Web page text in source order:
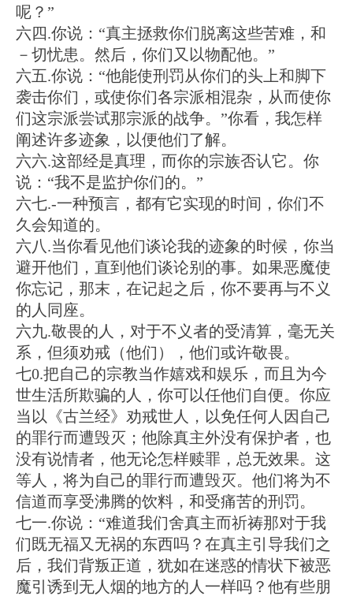
呢？”
六四.你说：“真主拯救你们脱离这些苦难，和
－切忧患。然后，你们又以物配他。”
六五.你说：“他能使刑罚从你们的头上和脚下
袭击你们，或使你们各宗派相混杂，从而使你
们这宗派尝试那宗派的战争。”你看，我怎样
阐述许多迹象，以便他们了解。
六六.这部经是真理，而你的宗族否认它。你
说：“我不是监护你们的。”
六七.-一种预言，都有它实现的时间，你们不
久会知道的。
六八.当你看见他们谈论我的迹象的时候，你当
避开他们，直到他们谈论别的事。如果恶魔使
你忘记，那末，在记起之后，你不要再与不义
的人同座。
六九.敬畏的人，对于不义者的受清算，毫无关
系，但须劝戒（他们），他们或许敬畏。
七0.把自己的宗教当作嬉戏和娱乐，而且为今
世生活所欺骗的人，你可以任他们自便。你应
当以《古兰经》劝戒世人，以免任何人因自己
的罪行而遭毁灭；他除真主外没有保护者，也
没有说情者，他无论怎样赎罪，总无效果。这
等人，将为自己的罪行而遭毁灭。他们将为不
信道而享受沸腾的饮料，和受痛苦的刑罚。
七一.你说：“难道我们舍真主而祈祷那对于我
们既无福又无祸的东西吗？在真主引导我们之
后，我们背叛正道，犹如在迷惑的情状下被恶
魔引诱到无人烟的地方的人一样吗？他有些朋